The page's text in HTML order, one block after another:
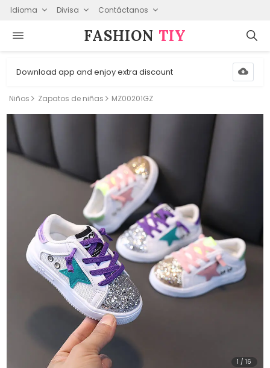
Idioma Divisa Contáctanos
FASHION⁠ TIY
Download app and enjoy extra discount
Niños Zapatos de niñas MZ00201GZ
1 /16